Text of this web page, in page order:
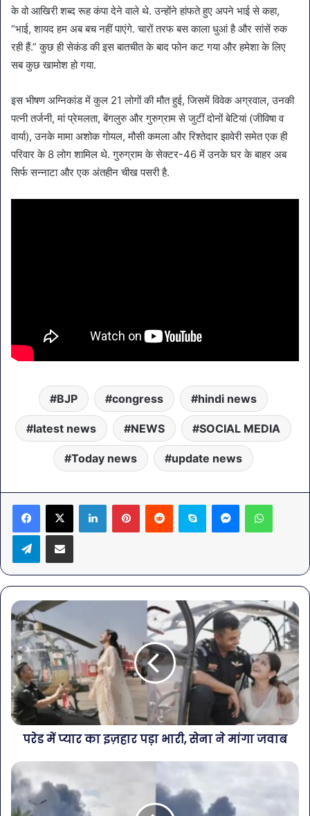
के वो आखिरी शब्द रूह कंपा देने वाले थे. उन्होंने हांफते हुए अपने भाई से कहा,
“भाई, शायद हम अब बच नहीं पाएंगे. चारों तरफ बस काला धुआं है और सांसें रुक
रही हैं.” कुछ ही सेकंड की इस बातचीत के बाद फोन कट गया और हमेशा के लिए
सब कुछ खामोश हो गया.
इस भीषण अग्निकांड में कुल 21 लोगों की मौत हुई, जिसमें विवेक अग्रवाल, उनकी
पत्नी तर्जनी, मां प्रेमलता, बेंगलुरु और गुरुग्राम से जुटीं दोनों बेटियां (जीविषा व
वार्या), उनके मामा अशोक गोयल, मौसी कमला और रिश्तेदार झावेरी समेत एक ही
परिवार के 8 लोग शामिल थे. गुरुग्राम के सेक्टर-46 में उनके घर के बाहर अब
सिर्फ सन्नाटा और एक अंतहीन चीख पसरी है.
BJP congress hindi news
latest news NEWS SOCIAL MEDIA
Today news update news
LinkedInPinterestReddit Skype Messenger
TelegramShare via Email
परेड में प्यार का इज़हार पड़ा भारी, सेना ने मांगा जवाब